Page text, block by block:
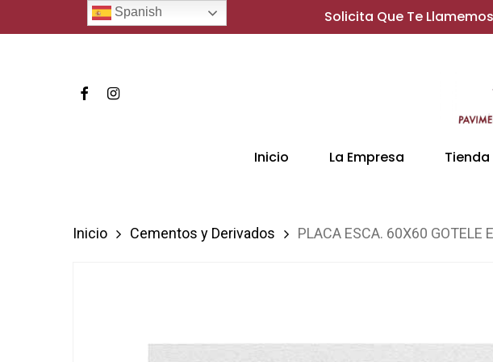
to
Solicita Que Te
FacebookInstagram
Inicio La Empresa Tienda
Inicio Cementos y Derivados PLACA ESCA. 60X60 GOTELE
Spanish